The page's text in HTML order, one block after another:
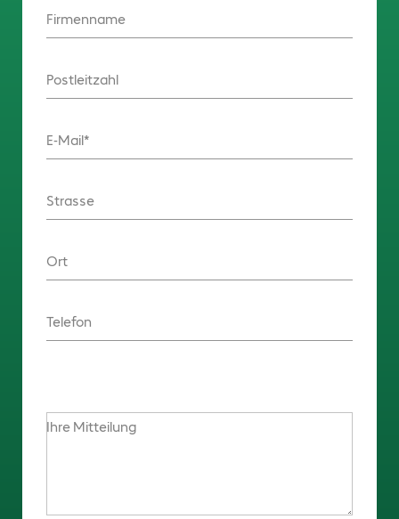
Firmenname
Postleitzahl
E-Mail
Strasse
Ort
Telefon
Ihre Mitteilung